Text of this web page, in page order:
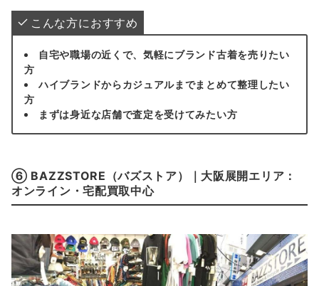
こんな方におすすめ
自宅や職場の近くで、気軽にブランド古着を売りたい
方
ハイブランドからカジュアルまでまとめて整理したい
方
まずは身近な店舗で査定を受けてみたい方
⑥ BAZZSTORE（バズストア）｜大阪展開エリア：
オンライン・宅配買取中心